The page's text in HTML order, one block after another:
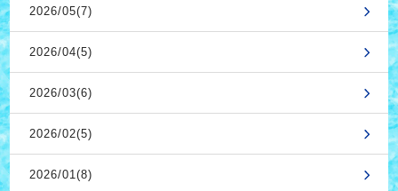
2026/05(7)
2026/04(5)
2026/03(6)
2026/02(5)
2026/01(8)